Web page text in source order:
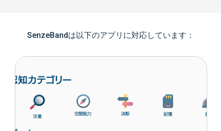
SenzeBandは以下のアプリに対応しています：